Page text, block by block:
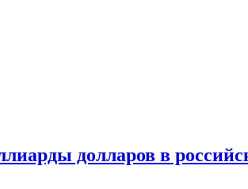
долларов в